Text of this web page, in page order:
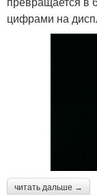
цифрами на
читать дальше →